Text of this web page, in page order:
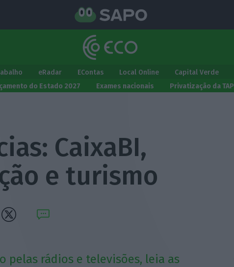
eRadar EContas Local Online Capital Verde
do Estado 2027 Exames nacionais Privatização da TAP
CaixaBI,
e turismo
pelas rádios e televisões, leia as